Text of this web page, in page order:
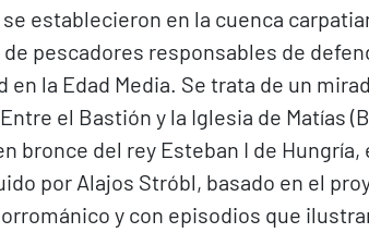
establecieron en la cuenca
pescadores responsables de
en la Edad Media. Se trata de un
el Bastión y la Iglesia de Matías
bronce del rey Esteban I de Hungría,
por Alajos Stróbl, basado en el
y con episodios que